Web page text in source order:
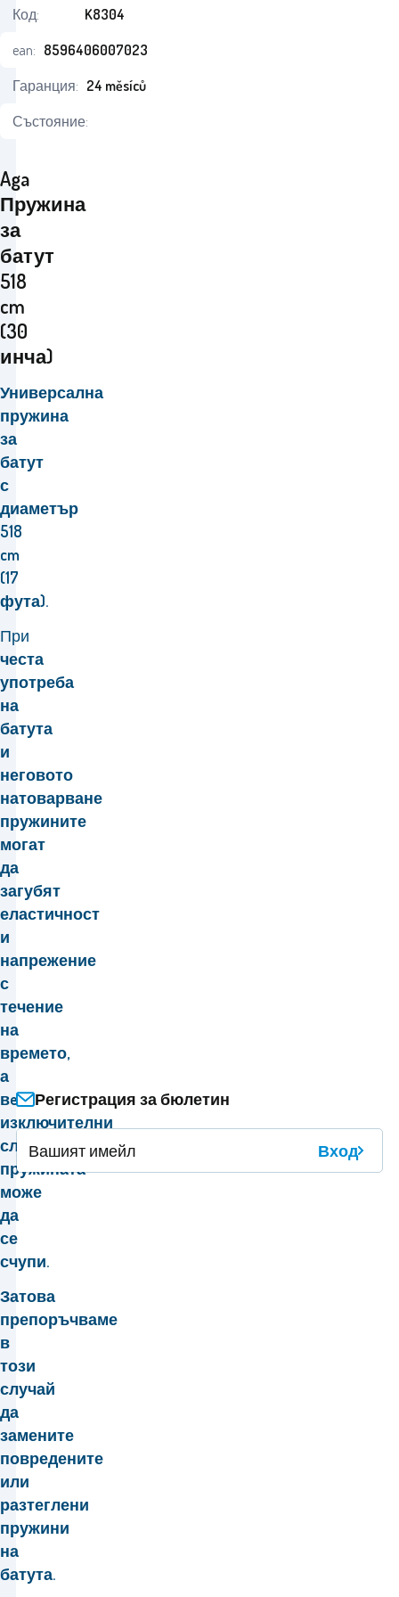
Aga
Пружина
за
батут
518
cm
(30
инча)
Универсална
пружина
за
батут
с
диаметър
518
cm
(17
фута).
При
честа
употреба
на
батута
и
неговото
натоварване
пружините
могат
да
загубят
еластичност
и
напрежение
с
течение
на
времето,
а
вe
изключителни
случаи
пружината
може
да
се
счупи.
Затова
препоръчваме
в
този
случай
да
замените
повредените
или
разтеглени
пружини
на
батута.
Код:
K8304
ean: 8596406007023
Гаранция: 24 měsíců
Състояние:
Регистрация за бюлетин
Вход